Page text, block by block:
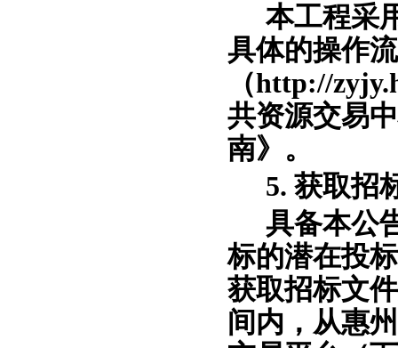
本工程采
具体的操作
（http://
共资源交易
南》。
5. 获取招
具备本公
标的潜在投
获取招标文
间内，从惠